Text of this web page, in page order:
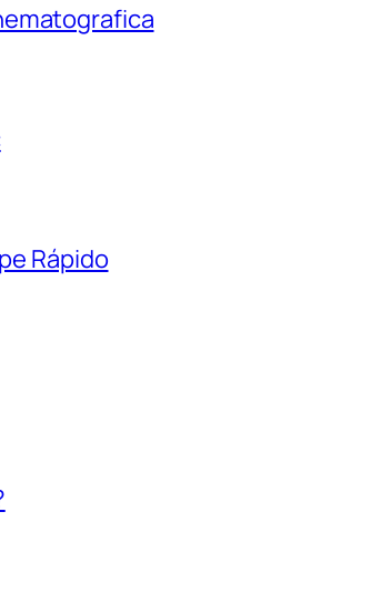
Rápido